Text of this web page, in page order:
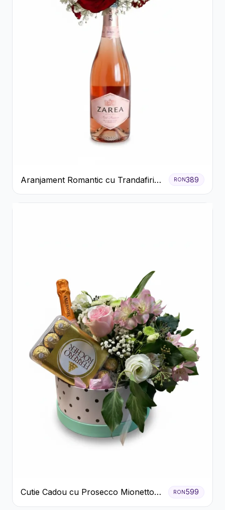
Aranjament Romantic cu Trandafiri
Roșii și Șampanie rose
RON389
Cutie Cadou cu Prosecco Mionetto
Ferrero Rocher și Flori Pastelate
RON599